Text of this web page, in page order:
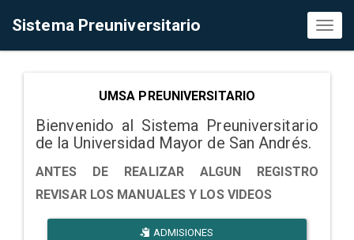
Sistema Preuniversitario
UMSA PREUNIVERSITARIO
Bienvenido al Sistema Preuniversitario
de la Universidad Mayor de San Andrés.
ANTES DE REALIZAR ALGUN REGISTRO
REVISAR LOS MANUALES Y LOS VIDEOS
ADMISIONES